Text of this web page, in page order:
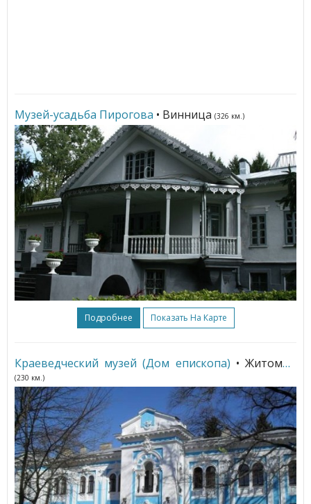
Музей-усадьба Пирогова • Винница (326 км.)
Подробнее Показать На Карте
Краеведческий музей (Дом епископа) • Житомир
(230 км.)